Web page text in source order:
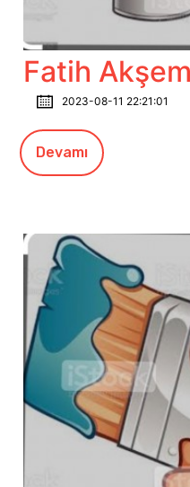
Fatih
2023-08-11 22:21:01
Devamı